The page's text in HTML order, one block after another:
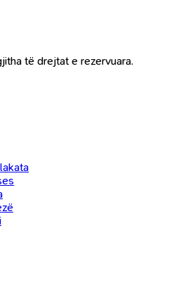
të drejtat e rezervuara.